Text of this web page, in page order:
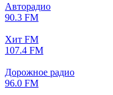
Авторадио
90.3 FM
Хит FM
107.4 FM
Дорожное радио
96.0 FM